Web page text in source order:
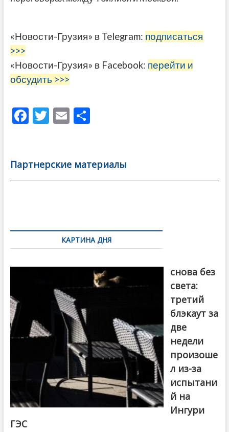
«Новости-Грузия» в Telegram: подписаться
>>>
«Новости-Грузия» в Facebook: перейти и
обсудить >>>
F
b
o
T
er
E
l
О
а
в
Партнерские материалы
по
записямКАРТИНА ДНЯ
снова без
света:
третий
блэкаут за
две
недели
произоше
л из-за
испытани
й на
Ингури
ГЭС